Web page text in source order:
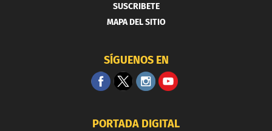
SUSCRIBETE
MAPA DEL SITIO
SÍGUENOS EN
PORTADA DIGITAL